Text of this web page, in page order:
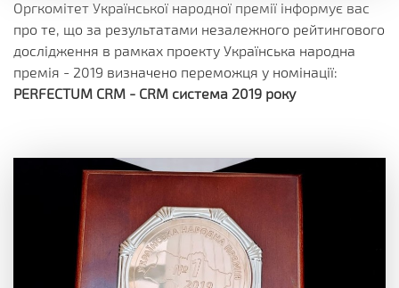
Оргкомітет Української народної премії інформує вас
про те, що за результатами незалежного рейтингового
дослідження в рамках проекту Українська народна
премія - 2019 визначено переможця у номінації:
PERFECTUM CRM - CRM система 2019 року